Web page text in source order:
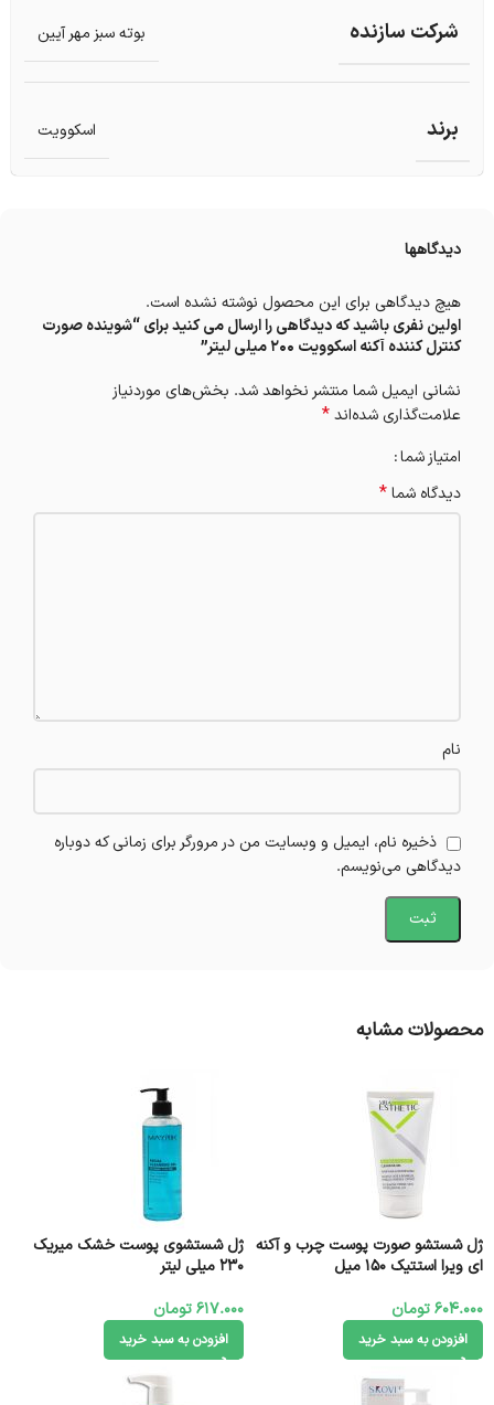
شرکت سازنده بوته سبز مهر آیین
برند اسکوویت
دیدگاهها
هیچ دیدگاهی برای این محصول نوشته نشده است.
اولین نفری باشید که دیدگاهی را ارسال می کنید برای “شوینده صورت
کنترل کننده آکنه اسکوویت 200 میلی لیتر”
نشانی ایمیل شما منتشر نخواهد شد. بخش‌های موردنیاز
علامت‌گذاری شده‌اند*
امتیاز شما
دیدگاه شما*
نام
ذخیره نام، ایمیل و وبسایت من در مرورگر برای زمانی که دوباره
دیدگاهی می‌نویسم.
محصولات مشابه
ژل شستشو صورت پوست چرب و آکنه
ای ویرا استتیک 150 میل
604.000تومان
افزودن به سبد خرید
ژل شستشوی پوست خشک میریک
230 میلی لیتر
617.000تومان
افزودن به سبد خرید